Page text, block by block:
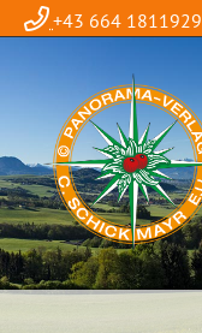
+43 664 1811929